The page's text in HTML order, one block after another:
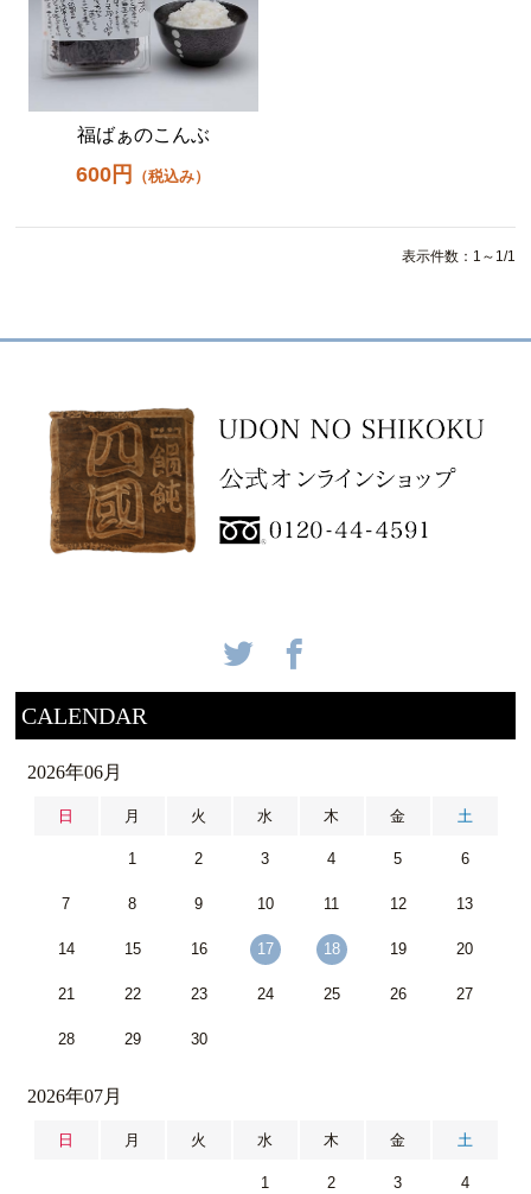
福ばぁのこんぶ
600円 （税込み）
表示件数：1～1/1
CALENDAR
2026年06月
日 月 火 水 木 金 土
1 2 3 4 5 6
7 8 9 10 11 12 13
14 15 16 17 18 19 20
21 22 23 24 25 26 27
28 29 30
2026年07月
日 月 火 水 木 金 土
1 2 3 4